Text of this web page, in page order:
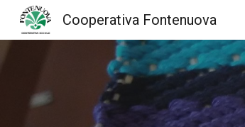
Cooperativa Fontenuova